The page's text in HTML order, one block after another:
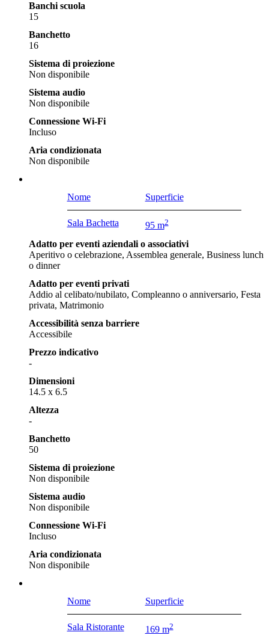
Banchi scuola
15
Banchetto
16
Sistema di proiezione
Non disponibile
Sistema audio
Non disponibile
Connessione Wi-Fi
Incluso
Aria condizionata
Non disponibile
Nome Superficie
Sala Bachetta 95 m2
Adatto per eventi aziendali o associativi
Aperitivo o celebrazione, Assemblea generale, Business lunch
o dinner
Adatto per eventi privati
Addio al celibato/nubilato, Compleanno o anniversario, Festa
privata, Matrimonio
Accessibilità senza barriere
Accessibile
Prezzo indicativo
-
Dimensioni
14.5 x 6.5
Altezza
-
Banchetto
50
Sistema di proiezione
Non disponibile
Sistema audio
Non disponibile
Connessione Wi-Fi
Incluso
Aria condizionata
Non disponibile
Nome Superficie
Sala Ristorante 169 m2